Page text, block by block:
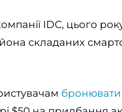
IDC, цього
складаних
бронювати